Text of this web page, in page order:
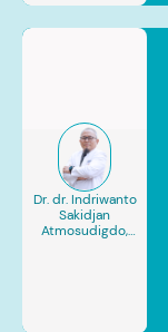
Dr. dr. Indriwanto
Sakidjan
Atmosudigdo,